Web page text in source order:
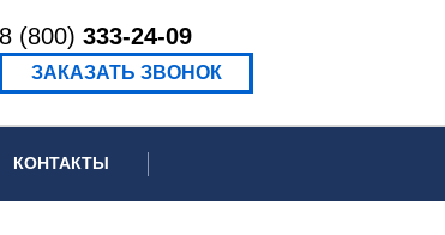
8 (800) 333-24-09
ЗАКАЗАТЬ ЗВОНОК
КОНТАКТЫ